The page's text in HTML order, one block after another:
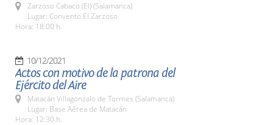
Zarzoso Cabaco (El) (Salamanca)
Lugar: Convento El Zarzoso
Hora: 18:00 h.
10/12/2021
Actos con motivo de la patrona del
Ejército del Aire
Matacán Villagonzalo de Tormes (Salamanca)
Lugar: Base Aérea de Matacán
Hora: 12:30 h.